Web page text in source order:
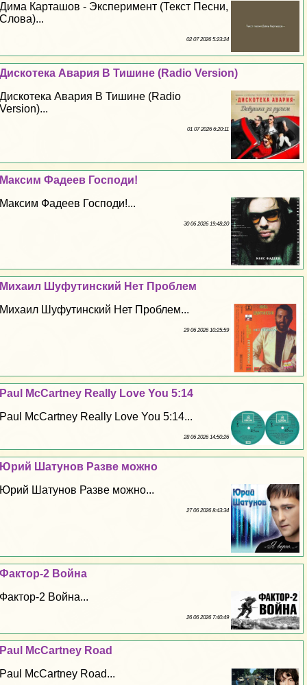
Дима Карташов - Эксперимент (Текст Песни,
Слова)...
02 07 2026 5:23:24
Дискотека Авария В Тишине (Radio Version)
Дискотека Авария В Тишине (Radio
Version)...
01 07 2026 6:20:11
Максим Фадеев Господи!
Максим Фадеев Господи!...
30 06 2026 19:48:20
Михаил Шуфутинский Нет Проблем
Михаил Шуфутинский Нет Проблем...
29 06 2026 10:25:59
Paul McCartney Really Love You 5:14
Paul McCartney Really Love You 5:14...
28 06 2026 14:50:26
Юрий Шатунов Разве можно
Юрий Шатунов Разве можно...
27 06 2026 8:43:34
Фактор-2 Война
Фактор-2 Война...
26 06 2026 7:40:49
Paul McCartney Road
Paul McCartney Road...